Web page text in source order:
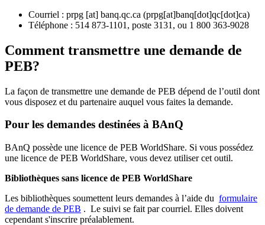
Courriel : prpg [at] banq.qc.ca (prpg[at]banq[dot]qc[dot]ca)
Téléphone : 514 873-1101, poste 3131, ou 1 800 363-9028
Comment transmettre une demande de
PEB?
La façon de transmettre une demande de PEB dépend de l’outil dont
vous disposez et du partenaire auquel vous faites la demande.
Pour les demandes destinées à BAnQ
BAnQ possède une licence de PEB WorldShare. Si vous possédez
une licence de PEB WorldShare, vous devez utiliser cet outil.
Bibliothèques sans licence de PEB WorldShare
Les bibliothèques soumettent leurs demandes à l’aide du formulaire
de demande de PEB . Le suivi se fait par courriel. Elles doivent
cependant s'inscrire préalablement.